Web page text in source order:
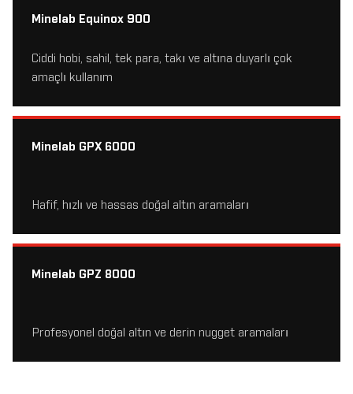
Minelab Equinox 900
Ciddi hobi, sahil, tek para, takı ve altına duyarlı çok
amaçlı kullanım
Minelab GPX 6000
Hafif, hızlı ve hassas doğal altın aramaları
Minelab GPZ 8000
Profesyonel doğal altın ve derin nugget aramaları